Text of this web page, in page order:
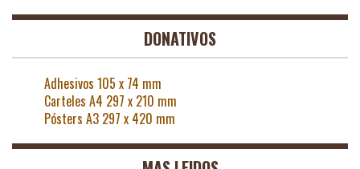
DONATIVOS
Adhesivos 105 x 74 mm
Carteles A4 297 x 210 mm
Pósters A3 297 x 420 mm